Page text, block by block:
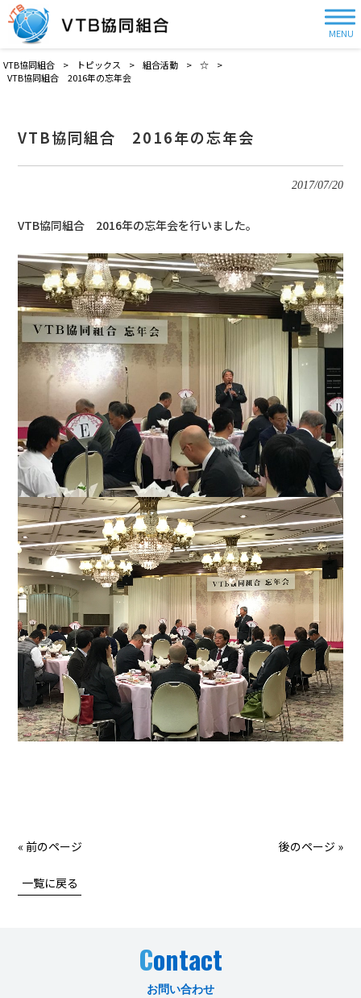
MENU
VTB協同組合 > トピックス > 組合活動 > ☆
>
VTB協同組合 2016年の忘年会
VTB協同組合 2016年の忘年会
2017/07/20
VTB協同組合 2016年の忘年会を行いました。
« 前のページ 後のページ »
一覧に戻る
Contact
お問い合わせ